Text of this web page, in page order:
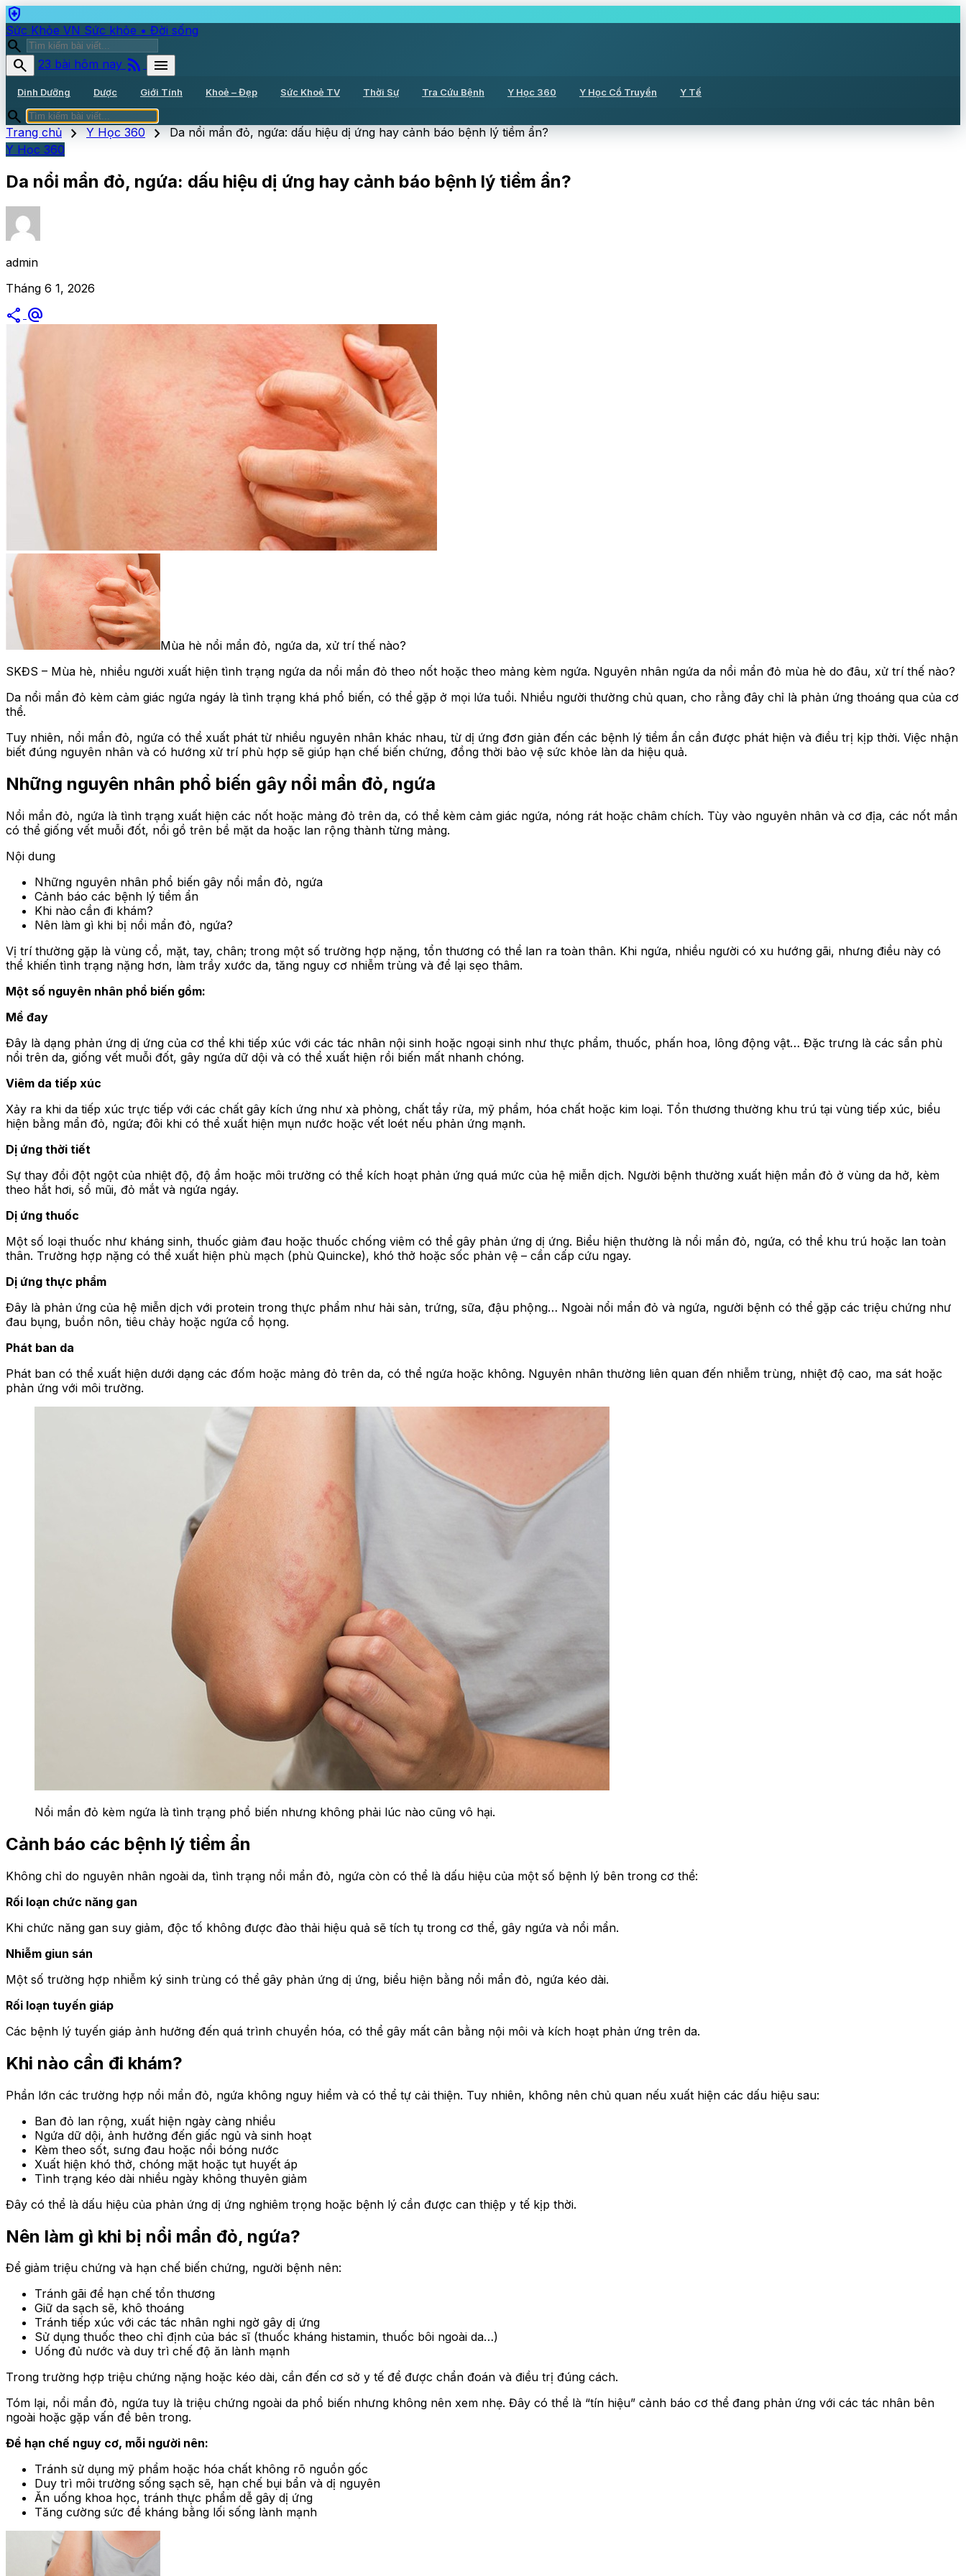
health_and_safety
Sức Khỏe VN Sức khỏe • Đời sống
search
search
23 bài hôm nay rss_feed menu
Dinh Dưỡng Dược Giới Tính Khoẻ – Đẹp Sức Khoẻ TV Thời Sự Tra Cứu Bệnh Y Học 360 Y Học Cổ Truyền Y Tế
search
Trang chủ chevron_right Y Học 360 chevron_right Da nổi mẩn đỏ, ngứa: dấu hiệu dị ứng hay cảnh báo bệnh lý tiềm ẩn?
Y Học 360
Da nổi mẩn đỏ, ngứa: dấu hiệu dị ứng hay cảnh báo bệnh lý tiềm ẩn?
admin
Tháng 6 1, 2026
share alternate_email
Mùa hè nổi mẩn đỏ, ngứa da, xử trí thế nào?
SKĐS – Mùa hè, nhiều người xuất hiện tình trạng ngứa da nổi mẩn đỏ theo nốt hoặc theo mảng kèm ngứa. Nguyên nhân ngứa da nổi mẩn đỏ mùa hè do đâu, xử trí thế nào?
Da nổi mẩn đỏ kèm cảm giác ngứa ngáy là tình trạng khá phổ biến, có thể gặp ở mọi lứa tuổi. Nhiều người thường chủ quan, cho rằng đây chỉ là phản ứng thoáng qua của cơ
thể.
Tuy nhiên, nổi mẩn đỏ, ngứa có thể xuất phát từ nhiều nguyên nhân khác nhau, từ dị ứng đơn giản đến các bệnh lý tiềm ẩn cần được phát hiện và điều trị kịp thời. Việc nhận
biết đúng nguyên nhân và có hướng xử trí phù hợp sẽ giúp hạn chế biến chứng, đồng thời bảo vệ sức khỏe làn da hiệu quả.
Những nguyên nhân phổ biến gây nổi mẩn đỏ, ngứa
Nổi mẩn đỏ, ngứa là tình trạng xuất hiện các nốt hoặc mảng đỏ trên da, có thể kèm cảm giác ngứa, nóng rát hoặc châm chích. Tùy vào nguyên nhân và cơ địa, các nốt mẩn
có thể giống vết muỗi đốt, nổi gồ trên bề mặt da hoặc lan rộng thành từng mảng.
Nội dung
Những nguyên nhân phổ biến gây nổi mẩn đỏ, ngứa
Cảnh báo các bệnh lý tiềm ẩn
Khi nào cần đi khám?
Nên làm gì khi bị nổi mẩn đỏ, ngứa?
Vị trí thường gặp là vùng cổ, mặt, tay, chân; trong một số trường hợp nặng, tổn thương có thể lan ra toàn thân. Khi ngứa, nhiều người có xu hướng gãi, nhưng điều này có
thể khiến tình trạng nặng hơn, làm trầy xước da, tăng nguy cơ nhiễm trùng và để lại sẹo thâm.
Một số nguyên nhân phổ biến gồm:
Mề đay
Đây là dạng phản ứng dị ứng của cơ thể khi tiếp xúc với các tác nhân nội sinh hoặc ngoại sinh như thực phẩm, thuốc, phấn hoa, lông động vật… Đặc trưng là các sẩn phù
nổi trên da, giống vết muỗi đốt, gây ngứa dữ dội và có thể xuất hiện rồi biến mất nhanh chóng.
Viêm da tiếp xúc
Xảy ra khi da tiếp xúc trực tiếp với các chất gây kích ứng như xà phòng, chất tẩy rửa, mỹ phẩm, hóa chất hoặc kim loại. Tổn thương thường khu trú tại vùng tiếp xúc, biểu
hiện bằng mẩn đỏ, ngứa; đôi khi có thể xuất hiện mụn nước hoặc vết loét nếu phản ứng mạnh.
Dị ứng thời tiết
Sự thay đổi đột ngột của nhiệt độ, độ ẩm hoặc môi trường có thể kích hoạt phản ứng quá mức của hệ miễn dịch. Người bệnh thường xuất hiện mẩn đỏ ở vùng da hở, kèm
theo hắt hơi, sổ mũi, đỏ mắt và ngứa ngáy.
Dị ứng thuốc
Một số loại thuốc như kháng sinh, thuốc giảm đau hoặc thuốc chống viêm có thể gây phản ứng dị ứng. Biểu hiện thường là nổi mẩn đỏ, ngứa, có thể khu trú hoặc lan toàn
thân. Trường hợp nặng có thể xuất hiện phù mạch (phù Quincke), khó thở hoặc sốc phản vệ – cần cấp cứu ngay.
Dị ứng thực phẩm
Đây là phản ứng của hệ miễn dịch với protein trong thực phẩm như hải sản, trứng, sữa, đậu phộng… Ngoài nổi mẩn đỏ và ngứa, người bệnh có thể gặp các triệu chứng như
đau bụng, buồn nôn, tiêu chảy hoặc ngứa cổ họng.
Phát ban da
Phát ban có thể xuất hiện dưới dạng các đốm hoặc mảng đỏ trên da, có thể ngứa hoặc không. Nguyên nhân thường liên quan đến nhiễm trùng, nhiệt độ cao, ma sát hoặc
phản ứng với môi trường.
Nổi mẩn đỏ kèm ngứa là tình trạng phổ biến nhưng không phải lúc nào cũng vô hại.
Cảnh báo các bệnh lý tiềm ẩn
Không chỉ do nguyên nhân ngoài da, tình trạng nổi mẩn đỏ, ngứa còn có thể là dấu hiệu của một số bệnh lý bên trong cơ thể:
Rối loạn chức năng gan
Khi chức năng gan suy giảm, độc tố không được đào thải hiệu quả sẽ tích tụ trong cơ thể, gây ngứa và nổi mẩn.
Nhiễm giun sán
Một số trường hợp nhiễm ký sinh trùng có thể gây phản ứng dị ứng, biểu hiện bằng nổi mẩn đỏ, ngứa kéo dài.
Rối loạn tuyến giáp
Các bệnh lý tuyến giáp ảnh hưởng đến quá trình chuyển hóa, có thể gây mất cân bằng nội môi và kích hoạt phản ứng trên da.
Khi nào cần đi khám?
Phần lớn các trường hợp nổi mẩn đỏ, ngứa không nguy hiểm và có thể tự cải thiện. Tuy nhiên, không nên chủ quan nếu xuất hiện các dấu hiệu sau:
Ban đỏ lan rộng, xuất hiện ngày càng nhiều
Ngứa dữ dội, ảnh hưởng đến giấc ngủ và sinh hoạt
Kèm theo sốt, sưng đau hoặc nổi bóng nước
Xuất hiện khó thở, chóng mặt hoặc tụt huyết áp
Tình trạng kéo dài nhiều ngày không thuyên giảm
Đây có thể là dấu hiệu của phản ứng dị ứng nghiêm trọng hoặc bệnh lý cần được can thiệp y tế kịp thời.
Nên làm gì khi bị nổi mẩn đỏ, ngứa?
Để giảm triệu chứng và hạn chế biến chứng, người bệnh nên:
Tránh gãi để hạn chế tổn thương
Giữ da sạch sẽ, khô thoáng
Tránh tiếp xúc với các tác nhân nghi ngờ gây dị ứng
Sử dụng thuốc theo chỉ định của bác sĩ (thuốc kháng histamin, thuốc bôi ngoài da…)
Uống đủ nước và duy trì chế độ ăn lành mạnh
Trong trường hợp triệu chứng nặng hoặc kéo dài, cần đến cơ sở y tế để được chẩn đoán và điều trị đúng cách.
Tóm lại, nổi mẩn đỏ, ngứa tuy là triệu chứng ngoài da phổ biến nhưng không nên xem nhẹ. Đây có thể là “tín hiệu” cảnh báo cơ thể đang phản ứng với các tác nhân bên
ngoài hoặc gặp vấn đề bên trong.
Để hạn chế nguy cơ, mỗi người nên:
Tránh sử dụng mỹ phẩm hoặc hóa chất không rõ nguồn gốc
Duy trì môi trường sống sạch sẽ, hạn chế bụi bẩn và dị nguyên
Ăn uống khoa học, tránh thực phẩm dễ gây dị ứng
Tăng cường sức đề kháng bằng lối sống lành mạnh